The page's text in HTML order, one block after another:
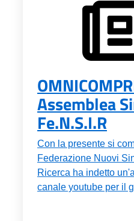
Assemblea
Fe.N.S.I.R
Con la presente si
Federazione Nuovi
Ricerca ha indetto
canale youtube per il